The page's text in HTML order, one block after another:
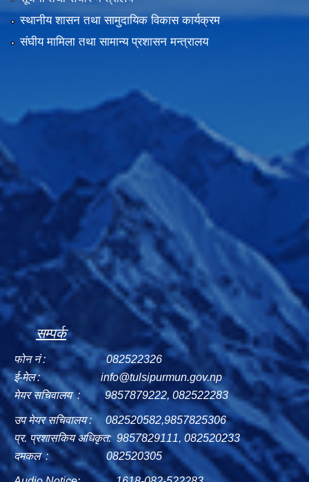
स्थानीय शासन तथा सामुदायिक विकास कार्यक्रम
संघीय मामिला तथा सामान्य प्रशासन मन्त्रालय
सम्पर्क
फोन नं : 082522326
ई-मेल :info@tulsipurmun.gov.np
मेयर सचिवालय : 9857879222, 082522283
उप मेयर सचिवालय : 082520582,9857825306
प्र. प्रशासकिय अधिकृत: 9857829111, 082520233
दमकल : 082520305